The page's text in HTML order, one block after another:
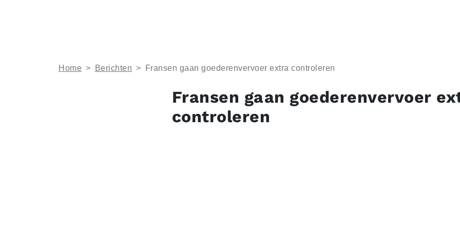
Home > Berichten > Fransen gaan goederenvervoer extra controleren
Fransen gaan goederenvervoer
controleren